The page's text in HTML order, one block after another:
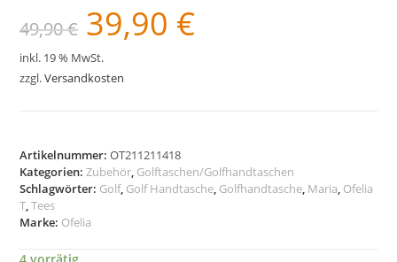
49,90€
Ursprünglicher
Preis
war:
49,90 €
39,90 €Aktueller
inkl. 19 % MwSt.
zzgl.Versandkosten
Artikelnummer:OT211211418
Kategorien:Zubehör, Golftaschen/Golfhandtaschen
Schlagwörter: Golf, Golf Handtasche, Golfhandtasche, Maria, Ofelia
T,Tees
Marke: Ofelia